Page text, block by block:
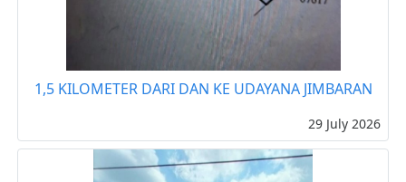
1,5 KILOMETER DARI DAN KE UDAYANA JIMBARAN
29 July 2026